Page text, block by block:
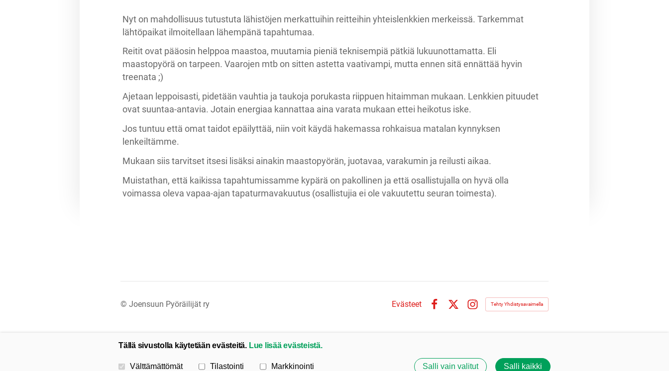
Nyt on mahdollisuus tutustuta lähistöjen merkattuihin reitteihin yhteislenkkien merkeissä. Tarkemmat
lähtöpaikat ilmoitellaan lähempänä tapahtumaa.
Reitit ovat pääosin helppoa maastoa, muutamia pieniä teknisempiä pätkiä lukuunottamatta. Eli
maastopyörä on tarpeen. Vaarojen mtb on sitten astetta vaativampi, mutta ennen sitä ennättää hyvin
treenata ;)
Ajetaan leppoisasti, pidetään vauhtia ja taukoja porukasta riippuen hitaimman mukaan. Lenkkien pituudet
ovat suuntaa-antavia. Jotain energiaa kannattaa aina varata mukaan ettei heikotus iske.
Jos tuntuu että omat taidot epäilyttää, niin voit käydä hakemassa rohkaisua matalan kynnyksen
lenkeiltämme.
Mukaan siis tarvitset itsesi lisäksi ainakin maastopyörän, juotavaa, varakumin ja reilusti aikaa.
Muistathan, että kaikissa tapahtumissamme kypärä on pakollinen ja että osallistujalla on hyvä olla
voimassa oleva vapaa-ajan tapaturmavakuutus (osallistujia ei ole vakuutettu seuran toimesta).
© Joensuun Pyöräilijät ry
Evästeet
Instagram
Tehty Yhdistysavaimella
Tällä sivustolla käytetään evästeitä. Lue lisää evästeistä.
Valitse käytettävät evästeet
Välttämättömät Tilastointi Markkinointi Salli vain valitut Salli kaikki